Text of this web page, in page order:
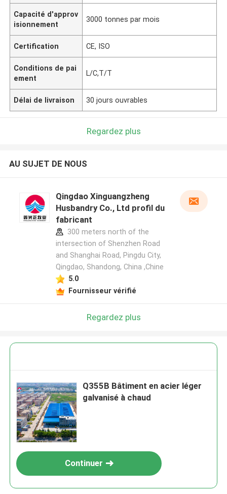
Capacité d'approv
isionnement
3000 tonnes par mois
Certification CE, ISO
Conditions de pai
ement
L/C,T/T
Délai de livraison 30 jours ouvrables
Regardez plus
AU SUJET DE NOUS
Qingdao Xinguangzheng
Husbandry Co., Ltd profil du
fabricant
300 meters north of the
intersection of Shenzhen Road
and Shanghai Road, Pingdu City,
Qingdao, Shandong, China ,Chine
5.0
Fournisseur vérifié
Regardez plus
Q355B Bâtiment en acier léger
galvanisé à chaud
Continuer